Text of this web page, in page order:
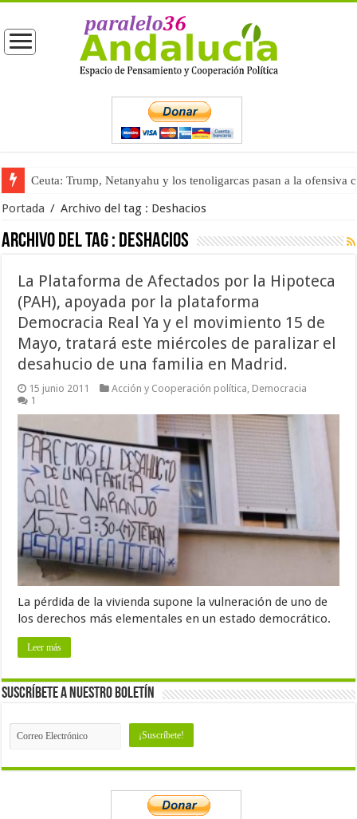
Ceuta: Trump, Netanyahu y los tenoligarcas pasan a la ofensiva
Portada / Archivo del tag : Deshacios
Archivo del tag : Deshacios
La Plataforma de Afectados por la Hipoteca
(PAH), apoyada por la plataforma
Democracia Real Ya y el movimiento 15 de
Mayo, tratará este miércoles de paralizar el
desahucio de una familia en Madrid.
15 junio 2011 Acción y Cooperación política, Democracia
1
La pérdida de la vivienda supone la vulneración de uno de
los derechos más elementales en un estado democrático.
Leer más
Suscríbete a nuestro Boletín